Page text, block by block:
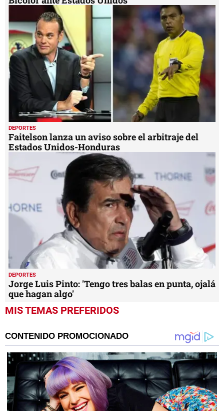
DEPORTES
Aficionados manejaron 20 horas para ver a la
Bicolor ante Estados Unidos
DEPORTES
Faitelson lanza un aviso sobre el arbitraje del
Estados Unidos-Honduras
DEPORTES
Jorge Luis Pinto: 'Tengo tres balas en punta, ojalá